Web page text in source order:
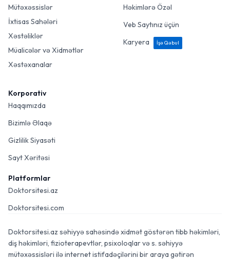
Mütəxəssislər
İxtisas Sahələri
Xəstəliklər
Müalicələr və Xidmətlər
Xəstəxanalar
Həkimlərə Özəl
Veb Saytınız üçün
Karyera
İşə Qəbul
Korporativ
Haqqımızda
Bizimlə Əlaqə
Gizlilik Siyasəti
Sayt Xəritəsi
Platformlar
Doktorsitesi.az
Doktorsitesi.com
Doktorsitesi.az səhiyyə sahəsində xidmət göstərən tibb həkimləri,
diş həkimləri, fizioterapevtlər, psixoloqlar və s. səhiyyə
mütəxəssisləri ilə internet istifadəçilərini bir araya gətirən